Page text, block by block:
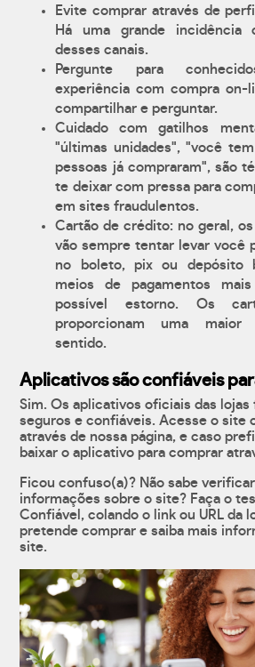
Evite comprar através de
Há uma grande incidência
desses canais.
Pergunte para
experiência com compra on-
compartilhar e perguntar.
Cuidado com gatilhos
"últimas unidades", "você
pessoas já compraram", são
te deixar com pressa para
em sites fraudulentos.
Cartão de crédito: no geral,
vão sempre tentar levar você
no boleto, pix ou depósito
meios de pagamentos
possível estorno. Os
proporcionam uma maior
sentido.
Aplicativos são confiáveis
Sim. Os aplicativos oficiais das lojas
seguros e confiáveis. Acesse o site
através de nossa página, e caso
baixar o aplicativo para comprar
Ficou confuso(a)? Não sabe
informações sobre o site? Faça o
Confiável, colando o link ou URL da
pretende comprar e saiba mais
site.